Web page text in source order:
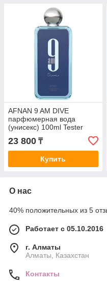
AFNAN 9 AM DIVE
парфюмерная вода
(унисекс) 100ml Tester
23 800 ₸
Купить
О нас
40% положительных из 5
Работает с 05.10.2016
г. Алматы
Алматы, Казахстан
Контакты